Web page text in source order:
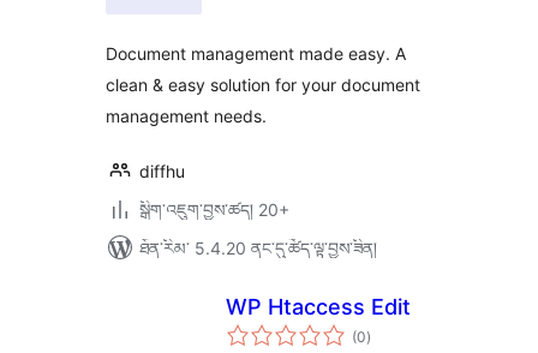
Document management made easy. A
clean & easy solution for your document
management needs.
diffhu
སྒྲིག་འཇུག་བྱས་ཚད། 20+
ཐོན་རིམ་ 5.4.20 ནང་དུ་ཚོད་ལྟ་བྱས་ཟིན།
WP Htaccess Edit
(0གདེང་
འཇོག་
)